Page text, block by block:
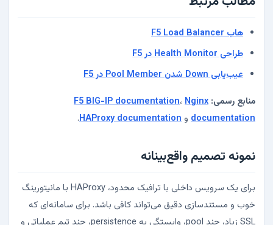
هاب F5 Load Balancer
طراحی Health Monitor در F5
عیب‌یابی Down شدن Pool Member در F5
منابع رسمی:
F5 BIG-IP documentation، Nginx
documentation و HAProxy documentation
.
نمونه تصمیم واقع‌بینانه
برای یک سرویس داخلی با ترافیک محدود، HAProxy با مانیتورینگ
خوب و مستندسازی دقیق می‌تواند کافی باشد. برای سامانه‌ای که